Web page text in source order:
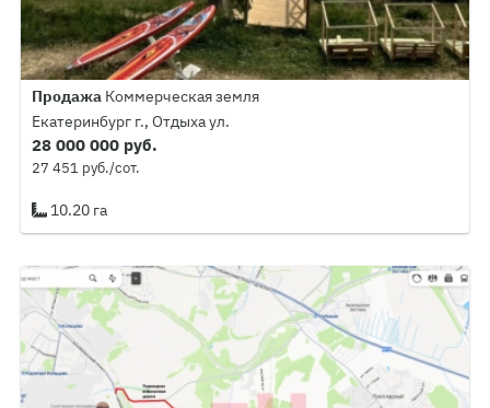
Продажа Коммерческая земля
Екатеринбург г., Отдыха ул.
28 000 000 руб.
27 451 руб./сот.
10.20 га